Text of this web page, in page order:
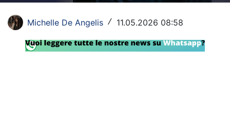
Vela
SHOP LAZIO
Michelle De Angelis / 11.05.2026 08:58